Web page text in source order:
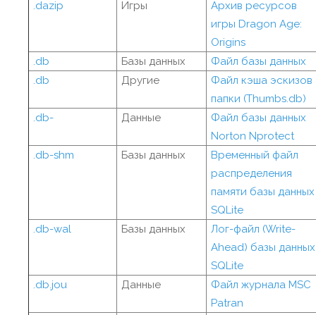
.dazip Игры
Архив ресурсов
игры Dragon Age:
Origins
.db
Базы данных
Файл базы данных
.db
Другие
Файл кэша эскизов
папки (Thumbs.db)
.db-
Данные
Файл базы данных
Norton Nprotect
.db-shm
Базы данных
Временный файл
распределения
памяти базы данных
SQLite
.db-wal
Базы данных
Лог-файл (Write-
Ahead) базы данных
SQLite
.db.jou
Данные
Файл журнала MSC
Patran